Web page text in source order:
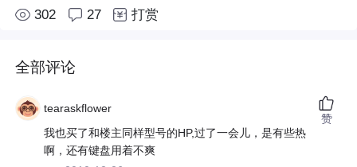
302 27 打赏
全部评论
tearaskflower
我也买了和楼主同样型号的HP,过了一会儿，是有些热
啊，还有键盘用着不爽
赞